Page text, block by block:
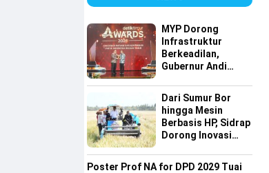
MYP Dorong
Infrastruktur
Berkeadilan,
Gubernur Andi
Dari Sumur Bor
hingga Mesin
Berbasis HP, Sidrap
Dorong Inovasi
Poster Prof NA for DPD 2029 Tuai